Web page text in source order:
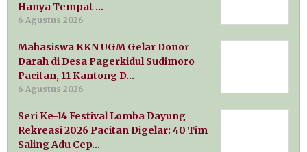
Hanya Tempat …
6 Agustus 2026
Mahasiswa KKN UGM Gelar Donor
Darah di Desa Pagerkidul Sudimoro
Pacitan, 11 Kantong D…
6 Agustus 2026
Seri Ke-14 Festival Lomba Dayung
Rekreasi 2026 Pacitan Digelar: 40 Tim
Saling Adu Cep…